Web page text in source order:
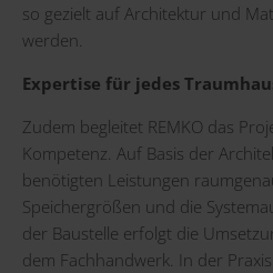
so gezielt auf Architektur und
werden.
Expertise für jedes
Zudem begleitet REMKO das
Kompetenz. Auf Basis der
benötigten Leistungen
Speichergrößen und die
der Baustelle erfolgt die
dem Fachhandwerk. In der